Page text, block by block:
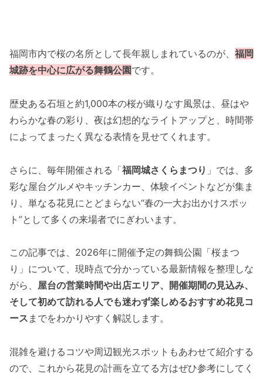
福岡市内で桜の名所として長年親しまれているのが、 福岡
城跡を中心に広がる舞鶴公園です。
歴史ある石垣と約1,000本の桜が織りなす風景は、昼はや
わらかな春の彩り、夜は幻想的なライトアップと、時間帯
によってまったく異なる表情を見せてくれます。
さらに、毎年開催される「福岡城さくらまつり 」では、多
彩な屋台グルメやキッチンカー、体験イベントなどが集ま
り、単なる花見にとどまらない“春の一大お出かけスポッ
ト”として多くの来場者でにぎわいます。
この記事では、2026年に開催予定の舞鶴公園「桜まつ
り」について、現時点で分かっている最新情報を整理しな
がら、 屋台の営業時間や出店エリア、開催期間の見込み、
そして初めて訪れる人でも迷わず楽しめるおすすめ花見コ
ース までをわかりやすく解説します。
混雑を避けるコツや周辺観光スポットもあわせて紹介する
ので、これから花見の計画を立てる方はぜひ参考にしてく